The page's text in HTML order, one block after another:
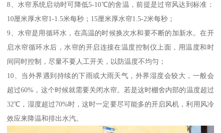
8、水帘系统启动时可降低5-10℃的舍温，前提是过帘风达到标准：
10厘米厚水帘1-1.5米每秒；15厘米厚水帘1.5-2米每秒；
9、水帘是用循环水，在高温的时候换次水和要不断的加新水。在开
启水帘循环水后，水帘的开启连接在温度控制仪上面，用温度和时
间同时控制，尽量不要人工开关，以防温度不均匀；
10、当外界遇到持续的下雨或大雨天气，外界湿度会较大，一般会
超过60%，这个时候就需要关闭水帘。若是这时棚舍内部的温度超过
32℃，湿度超过70%时，这时一定要尽可能多的开启风机，利用风冷
效应来降温和排出水汽。